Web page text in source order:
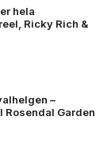
hela
Ricky Rich &
–
Garden